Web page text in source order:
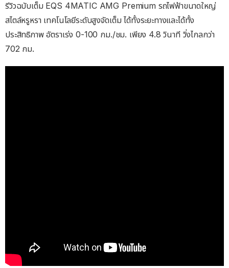
รีวิวฉบับเต็ม EQS 4MATIC AMG Premium รถไฟฟ้าขนาดใหญ่
สไตล์หรูหรา เทคโนโลยีระดับสูงจัดเต็ม ได้ทั้งระยะทางและได้ทั้ง
ประสิทธิภาพ อัตราเร่ง 0-100 กม./ชม. เพียง 4.8 วินาที วิ่งไกลกว่า
702 กม.